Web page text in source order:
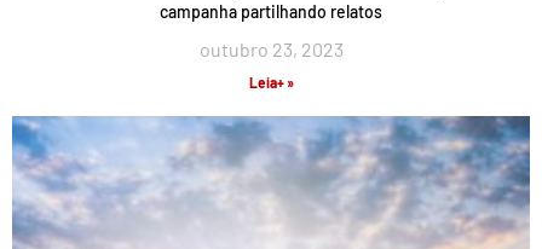
campanha partilhando relatos
outubro 23, 2023
Leia+ »